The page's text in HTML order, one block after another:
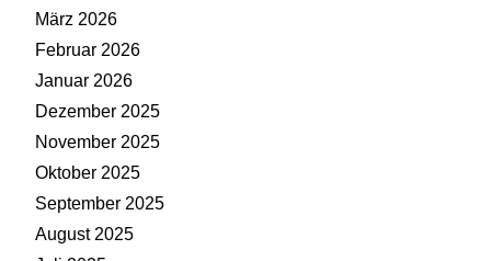
März 2026
Februar 2026
Januar 2026
Dezember 2025
November 2025
Oktober 2025
September 2025
August 2025